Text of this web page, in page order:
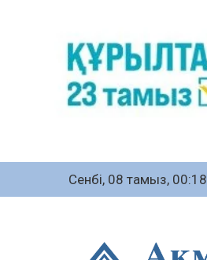
Сенбі, 08 тамыз, 00:18